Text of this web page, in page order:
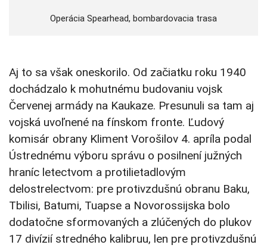
Operácia Spearhead, bombardovacia trasa
Aj to sa však oneskorilo. Od začiatku roku 1940
dochádzalo k mohutnému budovaniu vojsk
Červenej armády na Kaukaze. Presunuli sa tam aj
vojská uvoľnené na fínskom fronte. Ľudový
komisár obrany Kliment Vorošilov 4. apríla podal
Ústrednému výboru správu o posilnení južných
hraníc letectvom a protilietadlovým
delostrelectvom: pre protivzdušnú obranu Baku,
Tbilisi, Batumi, Tuapse a Novorossijska bolo
dodatočne sformovaných a zlúčených do plukov
17 divízií stredného kalibruu, len pre protivzdušnú